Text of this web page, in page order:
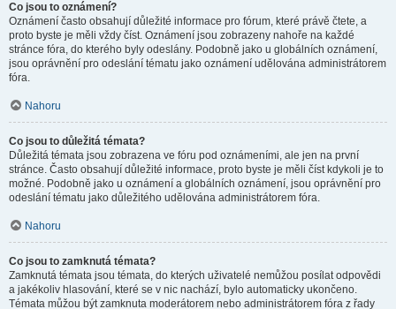
Co jsou to oznámení?
Oznámení často obsahují důležité informace pro fórum, které právě čtete, a
proto byste je měli vždy číst. Oznámení jsou zobrazeny nahoře na každé
stránce fóra, do kterého byly odeslány. Podobně jako u globálních oznámení,
jsou oprávnění pro odeslání tématu jako oznámení udělována administrátorem
fóra.
Nahoru
Co jsou to důležitá témata?
Důležitá témata jsou zobrazena ve fóru pod oznámeními, ale jen na první
stránce. Často obsahují důležité informace, proto byste je měli číst kdykoli je to
možné. Podobně jako u oznámení a globálních oznámení, jsou oprávnění pro
odeslání tématu jako důležitého udělována administrátorem fóra.
Nahoru
Co jsou to zamknutá témata?
Zamknutá témata jsou témata, do kterých uživatelé nemůžou posílat odpovědi
a jakékoliv hlasování, které se v nic nachází, bylo automaticky ukončeno.
Témata můžou být zamknuta moderátorem nebo administrátorem fóra z řady